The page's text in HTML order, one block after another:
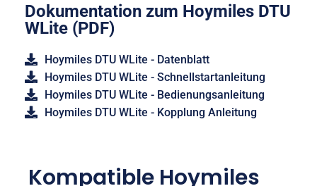
Dokumentation zum Hoymiles DTU
WLite (PDF)
Hoymiles DTU WLite - Datenblatt
Hoymiles DTU WLite - Schnellstartanleitung
Hoymiles DTU WLite - Bedienungsanleitung
Hoymiles DTU WLite - Kopplung Anleitung
Kompatible Hoymiles